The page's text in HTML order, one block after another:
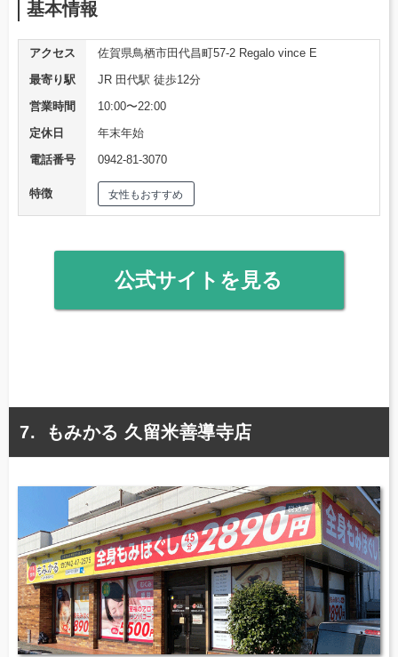
基本情報
アクセス
佐賀県鳥栖市田代昌町57-2 Regalo vince E
最寄り駅
JR 田代駅 徒歩12分
営業時間
10:00〜22:00
定休日
年末年始
電話番号
0942-81-3070
特徴 女性もおすすめ
公式サイトを見る
もみかる 久留米善導寺店